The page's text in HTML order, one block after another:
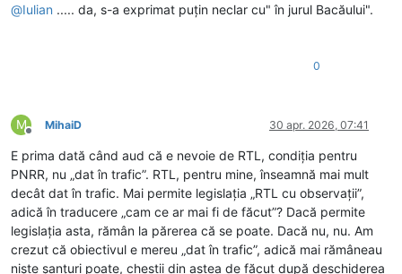
@Iulian ..... da, s-a exprimat puțin neclar cu" în jurul Bacăului".
0
M
Deconectat
MihaiD 30 apr. 2026, 07:41
E prima dată când aud că e nevoie de RTL, condiția pentru
PNRR, nu „dat în trafic”. RTL, pentru mine, înseamnă mai mult
decât dat în trafic. Mai permite legislația „RTL cu observații”,
adică în traducere „cam ce ar mai fi de făcut”? Dacă permite
legislația asta, rămân la părerea că se poate. Dacă nu, nu. Am
crezut că obiectivul e mereu „dat în trafic”, adică mai rămâneau
niște șanțuri poate, chestii din astea de făcut după deschiderea